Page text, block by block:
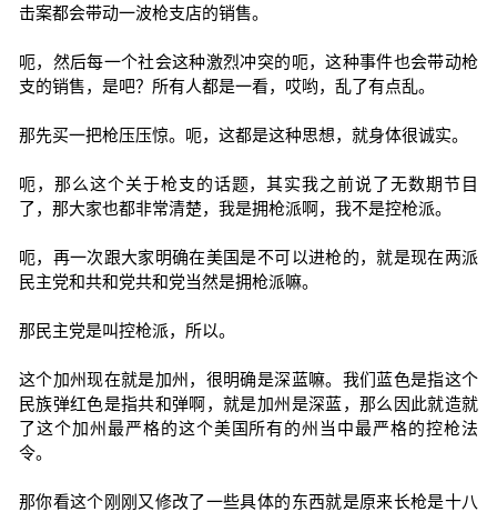
击案都会带动一波枪支店的销售。
呃，然后每一个社会这种激烈冲突的呃，这种事件也会带动枪
支的销售，是吧？所有人都是一看，哎哟，乱了有点乱。
那先买一把枪压压惊。呃，这都是这种思想，就身体很诚实。
呃，那么这个关于枪支的话题，其实我之前说了无数期节目
了，那大家也都非常清楚，我是拥枪派啊，我不是控枪派。
呃，再一次跟大家明确在美国是不可以进枪的，就是现在两派
民主党和共和党共和党当然是拥枪派嘛。
那民主党是叫控枪派，所以。
这个加州现在就是加州，很明确是深蓝嘛。我们蓝色是指这个
民族弹红色是指共和弹啊，就是加州是深蓝，那么因此就造就
了这个加州最严格的这个美国所有的州当中最严格的控枪法
令。
那你看这个刚刚又修改了一些具体的东西就是原来长枪是十八